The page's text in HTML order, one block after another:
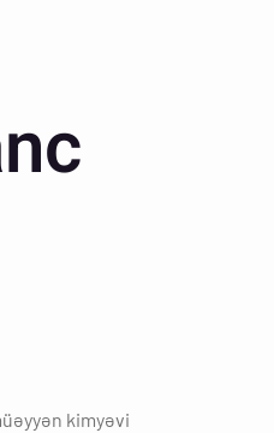
kimyəvi